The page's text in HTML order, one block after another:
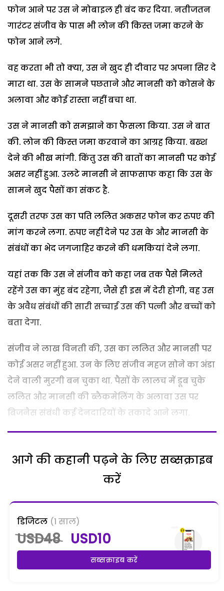
फोन आने पर उस ने मोबाइल ही बंद कर दिया. नतीजतन
गारंटर संजीव के पास भी लोन की किस्त जमा करने के
फोन आने लगे.
वह करता भी तो क्या, उस ने खुद ही दीवार पर अपना सिर दे
मारा था. उस के सामने पछताने और मानसी को कोसने के
अलावा और कोई रास्ता नहीं बचा था.
उस ने मानसी को समझाने का फैसला किया. उस ने बात
की. लोन की किस्त जमा करवाने का आग्रह किया. बख्श
देने की भीख मांगी. किंतु उस की बातों का मानसी पर कोई
असर नहीं हुआ. उलटे मानसी ने साफसाफ कहा कि उस के
सामने खुद पैसों का संकट है.
दूसरी तरफ उस का पति ललित अकसर फोन कर रुपए की
मांग करने लगा. रुपए नहीं देने पर उस के और मानसी के
संबंधों का भेद जगजाहिर करने की धमकियां देने लगा.
यहां तक कि उस ने संजीव को कहा जब तक पैसे मिलते
रहेंगे उस का मुंह बंद रहेगा, जैसे ही इस में देरी होगी, वह उस
के अवैध संबंधों की सारी सच्चाई उस की पत्नी और बच्चों को
बता देगा.
संजीव ने लाख विनती की, उस का ललित और मानसी पर
कोई असर नहीं हुआ. उन के लिए संजीव महज सोने का अंडा
देने वाली मुरगी बन चुका था. पैसों के लालच में डूब चुके
ललित और मानसी की ब्लैकमेलिंग के अलावा उस पर
बिजनैस संबंधी कई देनदारियों के तकादे आने लगा.
आगे की कहानी पढ़ने के लिए सब्सक्राइब
करें
डिजिटल (1 साल)
USD48 USD10
सब्सक्राइब करें